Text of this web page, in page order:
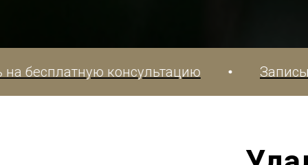
консультацию